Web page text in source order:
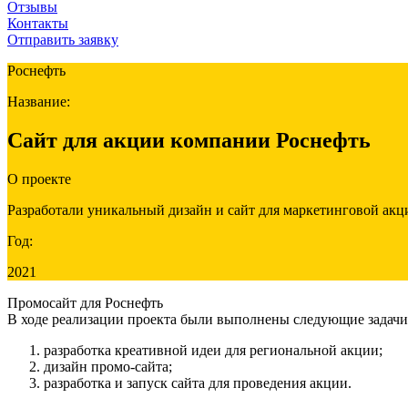
Отзывы
Контакты
Отправить заявку
Роснефть
Название:
Сайт для акции компании Роснефть
О проекте
Разработали уникальный дизайн и сайт для маркетинговой
Год:
2021
Промосайт для Роснефть
В ходе реализации проекта были выполнены следующие
разработка креативной идеи для региональной акции;
дизайн промо-сайта;
разработка и запуск сайта для проведения акции.